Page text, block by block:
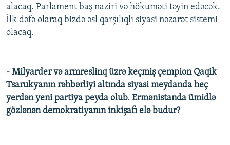
alacaq. Parlament baş naziri və hökuməti təyin edəcək.
İlk dəfə olaraq bizdə əsl qarşılıqlı siyasi nəzarət sistemi
olacaq.
- Milyarder və armreslinq üzrə keçmiş çempion Qaqik
Tsarukyanın rəhbərliyi altında siyasi meydanda heç
yerdən yeni partiya peyda olub. Ermənistanda ümidlə
gözlənən demokratiyanın inkişafı elə budur?